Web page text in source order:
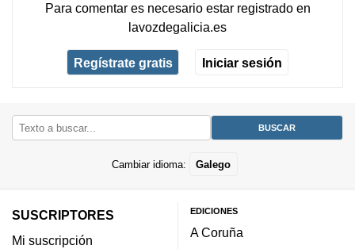
Para comentar es necesario estar registradoen
lavozdegalicia.es
Regístrate gratis Iniciar sesión
Cambiar idioma: Galego
SUSCRIPTORES
Mi suscripción
EDICIONES
A Coruña